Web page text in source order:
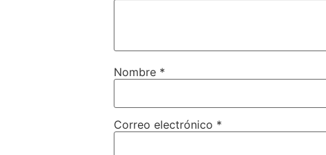
Nombre *
Correo electrónico *